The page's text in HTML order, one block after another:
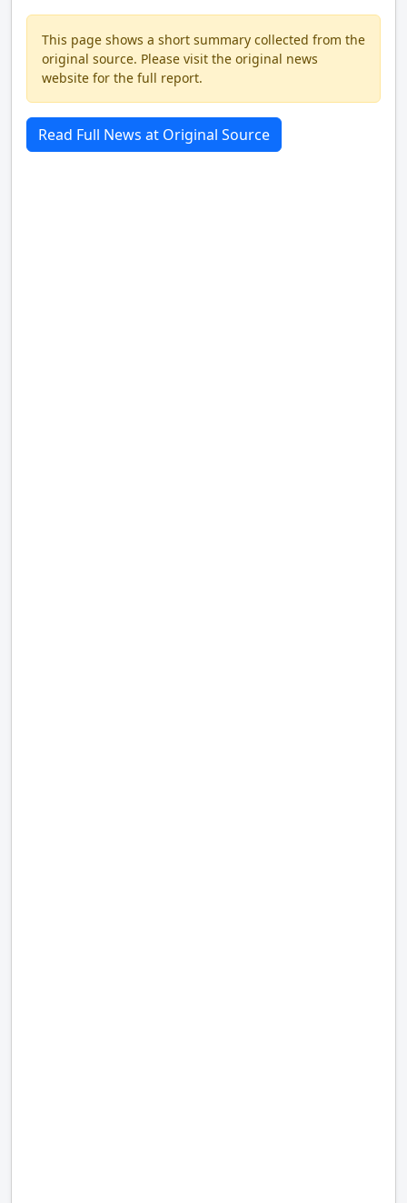
This page shows a short summary collected from the
original source. Please visit the original news
website for the full report.
Read Full News at Original Source